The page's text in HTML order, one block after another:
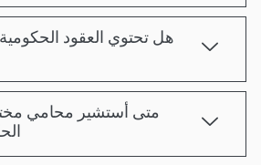
هل تحتوي العقود
متى أستشير محامي